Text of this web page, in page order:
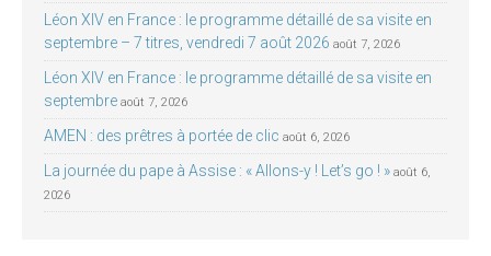
Léon XIV en France : le programme détaillé de sa visite en
septembre – 7 titres, vendredi 7 août 2026 août 7, 2026
Léon XIV en France : le programme détaillé de sa visite en
septembre août 7, 2026
AMEN : des prêtres à portée de clic août 6, 2026
La journée du pape à Assise : « Allons-y ! Let’s go ! » août 6,
2026